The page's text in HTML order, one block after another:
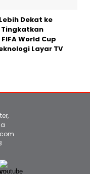
Dekat ke
Tingkatkan
World Cup
Layar TV